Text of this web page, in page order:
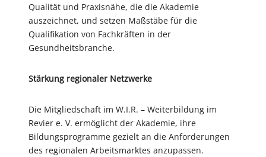
Qualität und Praxisnähe, die die Akademie
auszeichnet, und setzen Maßstäbe für die
Qualifikation von Fachkräften in der
Gesundheitsbranche.
Stärkung regionaler Netzwerke
Die Mitgliedschaft im W.I.R. – Weiterbildung im
Revier e. V. ermöglicht der Akademie, ihre
Bildungsprogramme gezielt an die Anforderungen
des regionalen Arbeitsmarktes anzupassen.